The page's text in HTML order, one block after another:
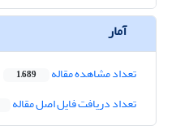
آمار
تعداد مشاهده مقاله 1,689
تعداد دریافت فایل اصل مقاله